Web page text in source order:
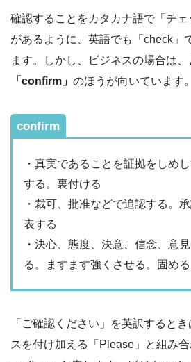
確認することをカタカナ語で「チ
があるように、英語でも「check」
ます。しかし、ビジネスの場合は、
「confirm」 のほうが向いています。
confirm
・真実であることを証拠をしめ
する。裏付ける
・裁可、批准などで追認する。
表する
・決心、態度、決意、信念、意
る。ますます強くさせる。固め
「ご確認ください」を英訳すると
スを付け加える「Please」と組み